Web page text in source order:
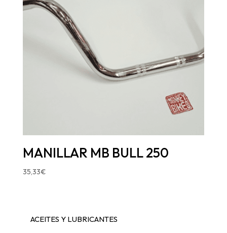
MANILLAR MB BULL 250
35,33€
ACEITES Y LUBRICANTES